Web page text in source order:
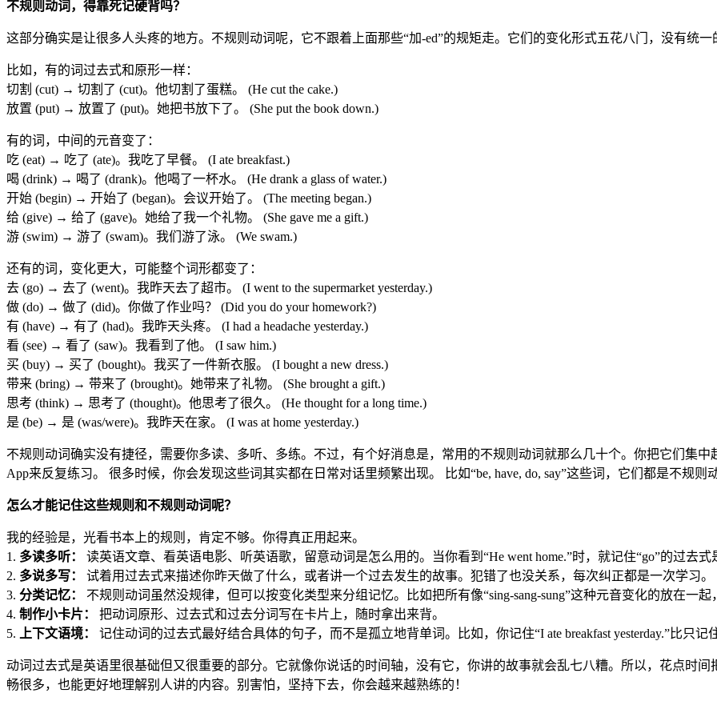
不规则动词，得靠死记硬背吗？
这部分确实是让很多人头疼的地方。不规则动词呢，它不跟着上面那些“加-ed”的规矩走。它们的变化形式五花八门，没有统一
比如，有的词过去式和原形一样：
切割 (cut) → 切割了 (cut)。他切割了蛋糕。 (He cut the cake.)
放置 (put) → 放置了 (put)。她把书放下了。 (She put the book down.)
有的词，中间的元音变了：
吃 (eat) → 吃了 (ate)。我吃了早餐。 (I ate breakfast.)
喝 (drink) → 喝了 (drank)。他喝了一杯水。 (He drank a glass of water.)
开始 (begin) → 开始了 (began)。会议开始了。 (The meeting began.)
给 (give) → 给了 (gave)。她给了我一个礼物。 (She gave me a gift.)
游 (swim) → 游了 (swam)。我们游了泳。 (We swam.)
还有的词，变化更大，可能整个词形都变了：
去 (go) → 去了 (went)。我昨天去了超市。 (I went to the supermarket yesterday.)
做 (do) → 做了 (did)。你做了作业吗？ (Did you do your homework?)
有 (have) → 有了 (had)。我昨天头疼。 (I had a headache yesterday.)
看 (see) → 看了 (saw)。我看到了他。 (I saw him.)
买 (buy) → 买了 (bought)。我买了一件新衣服。 (I bought a new dress.)
带来 (bring) → 带来了 (brought)。她带来了礼物。 (She brought a gift.)
思考 (think) → 思考了 (thought)。他思考了很久。 (He thought for a long time.)
是 (be) → 是 (was/were)。我昨天在家。 (I was at home yesterday.)
不规则动词确实没有捷径，需要你多读、多听、多练。不过，有个好消息是，常用的不规则动词就那么几十个。你把它们集
App来反复练习。 很多时候，你会发现这些词其实都在日常对话里频繁出现。 比如“be, have, do, say”这些词，它们都是不规
怎么才能记住这些规则和不规则动词呢？
我的经验是，光看书本上的规则，肯定不够。你得真正用起来。
1. 多读多听：
读英语文章、看英语电影、听英语歌，留意动词是怎么用的。当你看到“He went home.”时，就记住“go”的过去式
2. 多说多写：
试着用过去式来描述你昨天做了什么，或者讲一个过去发生的故事。犯错了也没关系，每次纠正都是一次学习。
3. 分类记忆：
不规则动词虽然没规律，但可以按变化类型来分组记忆。比如把所有像“sing-sang-sung”这种元音变化的放在一
4. 制作小卡片：
把动词原形、过去式和过去分词写在卡片上，随时拿出来背。
5.
上下文语境： 记住动词的过去式最好结合具体的句子，而不是孤立地背单词。比如，你记住“I ate breakfast yesterday.”比只记
动词过去式是英语里很基础但又很重要的部分。它就像你说话的时间轴，没有它，你讲的故事就会乱七八糟。所以，花点时
畅很多，也能更好地理解别人讲的内容。别害怕，坚持下去，你会越来越熟练的！